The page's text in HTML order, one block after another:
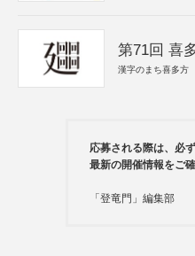
第71回 喜
漢字のまち喜多方
応募される際は、必
最新の開催情報をご
「登竜門」編集部